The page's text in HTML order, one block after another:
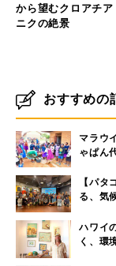
から望むクロアチ
ニクの絶景
おすすめの
マラウ
ゃぱん
【パ
る、気
ハワイ
く、環